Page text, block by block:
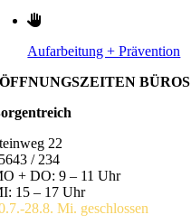
Aufarbeitung + Prävention
ÖFFNUNGSZEITEN BÜROS
22
/ 234
+ DO: 9 – 11 Uhr
15 – 17 Uhr
28.8. Mi. geschlossen